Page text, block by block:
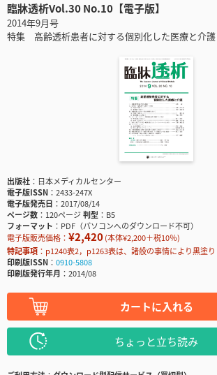
臨牀透析Vol.30 No.10【電子版】
2014年9月号
特集 高齢透析患者に対する個別化した医療と介護
出版社
日本メディカルセンター
電子版ISSN
2433-247X
電子版発売日
2017/08/14
ページ数
120ページ判型
B5
フォーマット
PDF（パソコンへのダウンロード不可）
電子版販売価格： ¥2,420(本体¥2,200＋税10％)
特記事項
p1240表2，p1263表は、諸般の事情により黒塗
印刷版ISSN
0910-5808
印刷版発行年月
2014/08
カートに入れる
ちょっと立ち読み